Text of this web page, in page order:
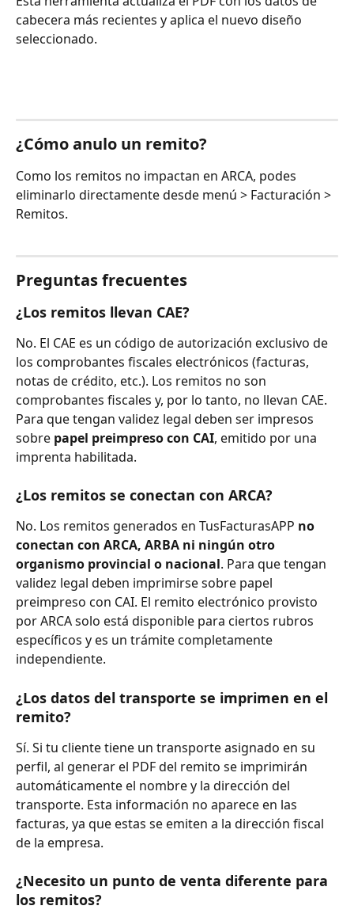
cabecera más recientes y aplica el nuevo diseño
seleccionado.
¿Cómo anulo un remito?
Como los remitos no impactan en ARCA, podes
eliminarlo directamente desde menú > Facturación >
Remitos.
Preguntas frecuentes
¿Los remitos llevan CAE?
No. El CAE es un código de autorización exclusivo de
los comprobantes fiscales electrónicos (facturas,
notas de crédito, etc.). Los remitos no son
comprobantes fiscales y, por lo tanto, no llevan CAE.
Para que tengan validez legal deben ser impresos
sobre papel preimpreso con CAI, emitido por una
imprenta habilitada.
¿Los remitos se conectan con ARCA?
No. Los remitos generados en TusFacturasAPP no
conectan con ARCA, ARBA ni ningún otro
organismo provincial o nacional. Para que tengan
validez legal deben imprimirse sobre papel
preimpreso con CAI. El remito electrónico provisto
por ARCA solo está disponible para ciertos rubros
específicos y es un trámite completamente
independiente.
¿Los datos del transporte se imprimen en el
remito?
Sí. Si tu cliente tiene un transporte asignado en su
perfil, al generar el PDF del remito se imprimirán
automáticamente el nombre y la dirección del
transporte. Esta información no aparece en las
facturas, ya que estas se emiten a la dirección fiscal
de la empresa.
¿Necesito un punto de venta diferente para
los remitos?